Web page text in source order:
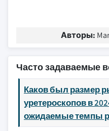
Авторы:
Часто задаваемые
Каков был размер
уретероскопов в
ожидаемые темпы